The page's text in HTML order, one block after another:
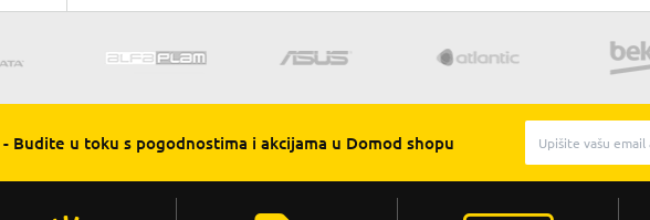
- Budite u toku s pogodnostima i akcijama u Domod shopu